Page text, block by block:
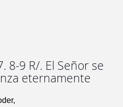
8-9 R/. El Señor se
eternamente